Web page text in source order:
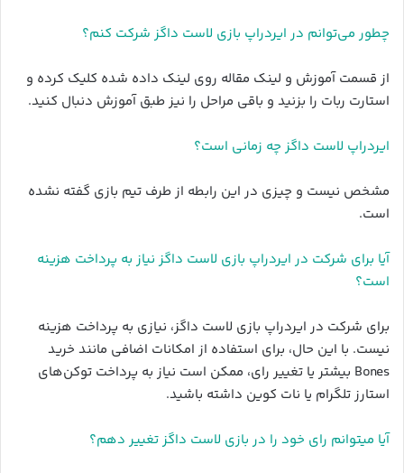
چطور می‌توانم در ایردراپ بازی لاست داگز شرکت کنم؟
از قسمت آموزش و لینک مقاله روی لینک داده شده کلیک کرده و
استارت ربات را بزنید و باقی مراحل را نیز طبق آموزش دنبال کنید.
ایردراپ لاست داگز چه زمانی است؟
مشخص نیست و چیزی در این رابطه از طرف تیم بازی گفته نشده
است.
آیا برای شرکت در ایردراپ بازی لاست داگز نیاز به پرداخت هزینه
است؟
برای شرکت در ایردراپ بازی لاست داگز، نیازی به پرداخت هزینه
نیست. با این حال، برای استفاده از امکانات اضافی مانند خرید
Bones بیشتر یا تغییر رای، ممکن است نیاز به پرداخت توکن‌های
استارز تلگرام یا نات کوین داشته باشید.
آیا میتوانم رای خود را در بازی لاست داگز تغییر دهم؟